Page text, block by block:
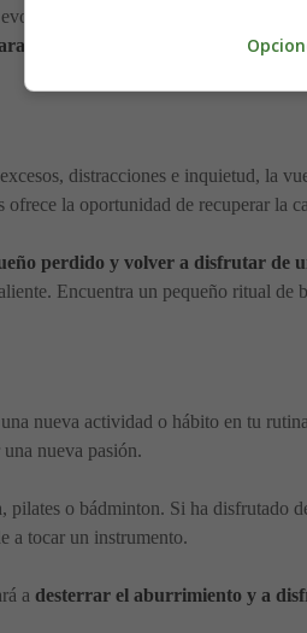
transformación, cambio
finales de año.
distracciones e inquietud, la
la oportunidad de recuperar la
perdido y volver a disfrutar de
Encuentra un pequeño ritual
nueva actividad o hábito en tu
nueva pasión.
pilates o bádminton. Si ha
a tocar un instrumento.
a desterrar el aburrimiento y a